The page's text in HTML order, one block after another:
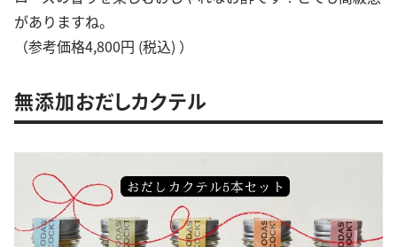
がありますね。
（参考価格4,800円 (税込) ）
無添加おだしカクテル